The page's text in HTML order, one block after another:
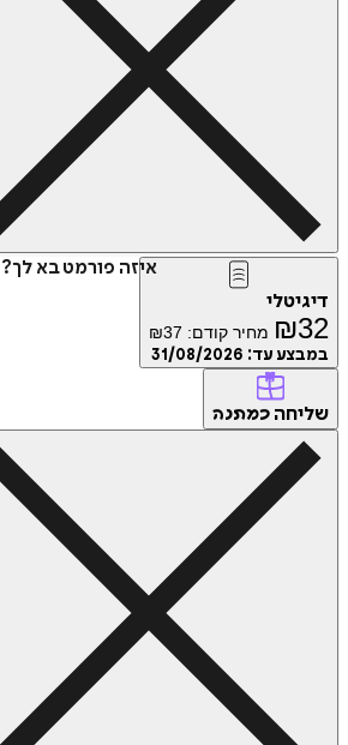
איזה פורמט בא לך?
דיגיטלי
₪32 מחיר קודם: ₪37
במבצע עד: 31/08/2026
שליחה כמתנה